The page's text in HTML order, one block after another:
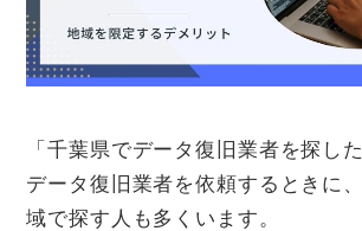
「千葉県でデータ復旧業者を探した
データ復旧業者を依頼するときに
域で探す人も多くいます。